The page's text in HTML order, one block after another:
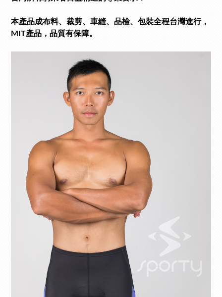
本產品成布料、裁剪、車縫、品檢、包裝全程台灣進行，
MIT產品，品質有保障。